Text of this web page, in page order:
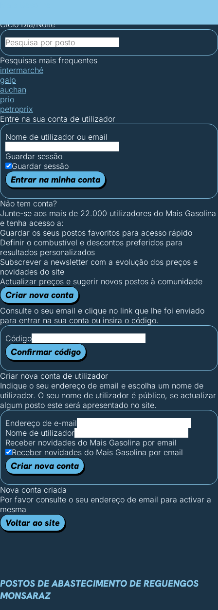
Ciclo Dia/Noite
Pesquisas mais frequentes
intermarché
galp
auchan
prio
petroprix
Entre na sua conta de utilizador
Nome de utilizador ou email
Guardar sessão
Guardar sessão
Entrar na minha conta
Não tem conta?
Junte-se aos mais de 22.000 utilizadores do Mais Gasolina
e tenha acesso a:
Guardar os seus postos favoritos para acesso rápido
Definir o combustível e descontos preferidos para
resultados personalizados
Subscrever a newsletter com a evolução dos preços e
novidades do site
Actualizar preços e sugerir novos postos à comunidade
Criar nova conta
Consulte o seu email e clique no link que lhe foi enviado
para entrar na sua conta ou insira o código.
Código
Confirmar código
Criar nova conta de utilizador
Indique o seu endereço de email e escolha um nome de
utilizador. O seu nome de utilizador é público, se actualizar
algum posto este será apresentado no site.
Endereço de e-mail
Nome de utilizador
Receber novidades do Mais Gasolina por email
Receber novidades do Mais Gasolina por email
Criar nova conta
Nova conta criada
Por favor consulte o seu endereço de email para activar a
mesma
Voltar ao site
POSTOS DE ABASTECIMENTO DE REGUENGOS
MONSARAZ